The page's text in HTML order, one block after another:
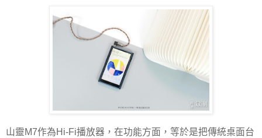
山靈M7作為Hi-Fi播放器，在功能方面，等於是把傳統桌面台